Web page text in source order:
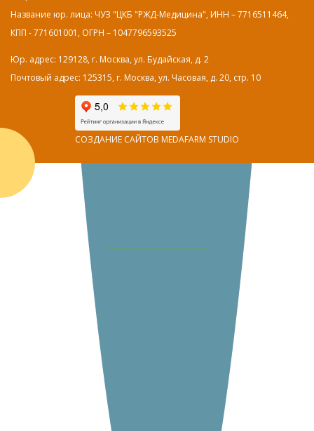
Название юр. лица: ЧУЗ "ЦКБ "РЖД-Медицина", ИНН – 7716511464,
КПП - 771601001, ОГРН – 1047796593525
Юр. адрес: 129128, г. Москва, ул. Будайская, д. 2
Почтовый адрес: 125315, г. Москва, ул. Часовая, д. 20, стр. 10
СОЗДАНИЕ САЙТОВ MEDAFARM STUDIO